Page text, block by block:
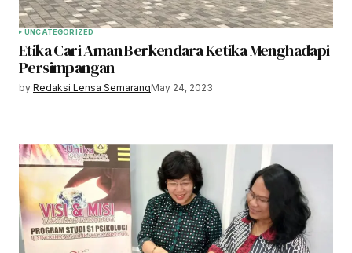
UNCATEGORIZED
Etika Cari Aman Berkendara Ketika Menghadapi
Persimpangan
by Redaksi Lensa SemarangMay 24, 2023